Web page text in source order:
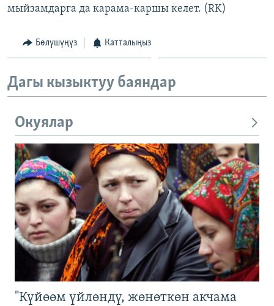
мыйзамдарга да карама-каршы келет. (RK)
Бөлүшүңүз Катталыңыз
Дагы кызыктуу баяндар
Окуялар
"Күйөөм үйлөндү, жөнөткөн акчама